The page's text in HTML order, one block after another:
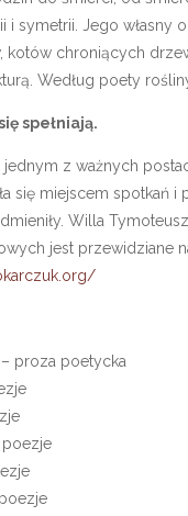
i symetrii. Jego własny
kotów chroniących
Według poety
spełniają.
z ważnych
się miejscem spotkań
Willa
jest przewidziane
– proza poetycka
poezje
poezje